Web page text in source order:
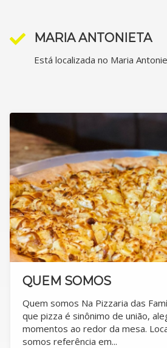
MARIA ANTONIETA
Está localizada no Maria
QUEM SOMOS
Quem somos Na Pizzaria das
que pizza é sinônimo de união,
momentos ao redor da mesa.
somos referência em...